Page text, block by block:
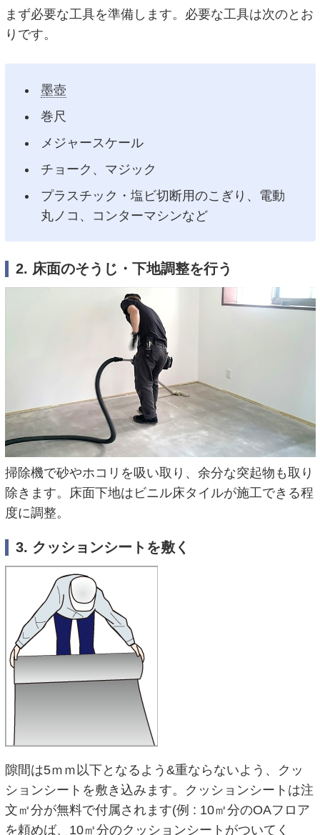
まず必要な工具を準備します。必要な工具は次のとお
りです。
墨壺
巻尺
メジャースケール
チョーク、マジック
プラスチック・塩ビ切断用のこぎり、電動
丸ノコ、コンターマシンなど
2. 床面のそうじ・下地調整を行う
掃除機で砂やホコリを吸い取り、余分な突起物も取り
除きます。床面下地はビニル床タイルが施工できる程
度に調整。
3. クッションシートを敷く
隙間は5ｍｍ以下となるよう&重ならないよう、クッ
ションシートを敷き込みます。クッションシートは注
文㎡分が無料で付属されます(例 : 10㎡分のOAフロア
を頼めば、10㎡分のクッションシートがついてく